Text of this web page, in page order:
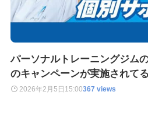
パーソナルトレーニングジム
のキャンペーンが実施されてる
2026年2月5日 15:00367 views